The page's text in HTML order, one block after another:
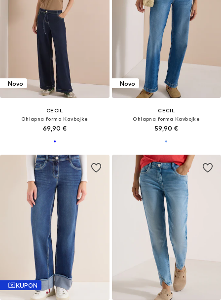
Novo
CECIL
Ohlapna forma Kavbojke
69,90 €
Novo
CECIL
Ohlapna forma Kavbojke
59,90 €
KUPON